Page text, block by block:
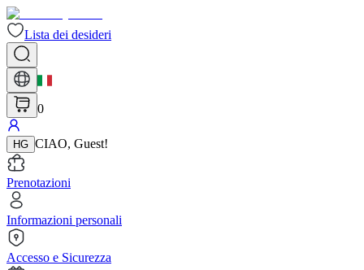
Lista dei desideri
0
HG CIAO, Guest!
Prenotazioni
Informazioni personali
Accesso e Sicurezza